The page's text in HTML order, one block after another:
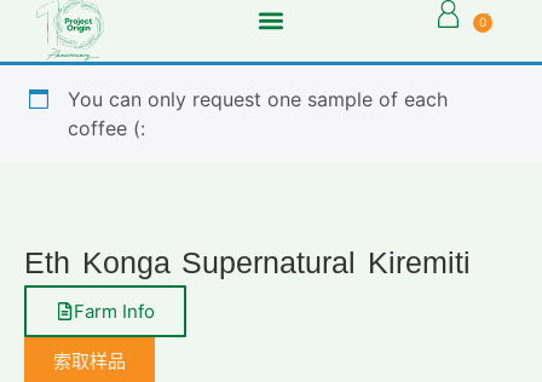
0
You can only request one sample of each
coffee (:
Eth Konga Supernatural Kiremiti
Farm Info
索取样品